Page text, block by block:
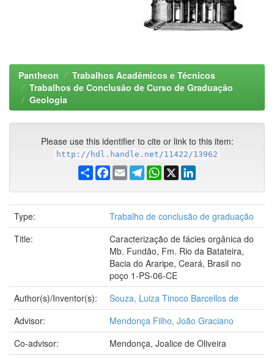
Pantheon
Trabalhos Acadêmicos e Técnicos
Trabalhos de Conclusão de Curso de Graduação
Geologia
Please use this identifier to cite or link to this item:
http://hdl.handle.net/11422/13962
ShareFacebook
EmailTelegramWhatsApp
X
Type:
Trabalho de conclusão de graduação
Title:
Caracterização de fácies orgânica do
Mb. Fundão, Fm. Rio da Batateira,
Bacia do Araripe, Ceará, Brasil no
poço 1-PS-06-CE
Author(s)/Inventor(s):
Souza, Luiza Tinoco Barcellos de
Advisor:
Mendonça Filho, João Graciano
Co-advisor:
Mendonça, Joalice de Oliveira